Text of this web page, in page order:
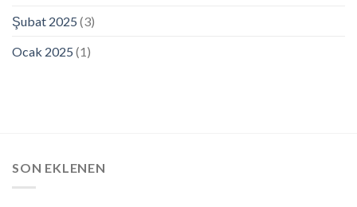
Şubat 2025 (3)
Ocak 2025 (1)
SON EKLENEN